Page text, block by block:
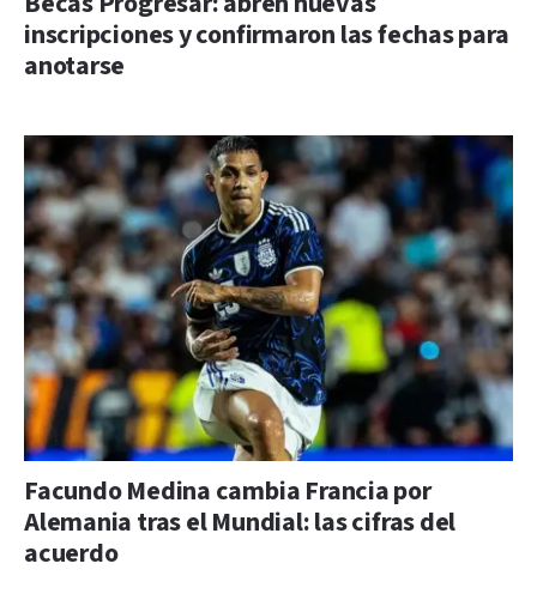
inscripciones y confirmaron las fechas para
anotarse
Facundo Medina cambia Francia por
Alemania tras el Mundial: las cifras del
acuerdo